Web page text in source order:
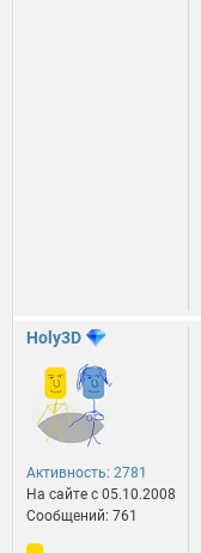
Holy3D
Активность: 2781
На сайте c 05.10.2008
Сообщений: 761